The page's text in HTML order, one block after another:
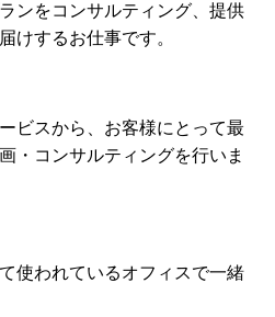
ンをコンサルティング、提供
けするお仕事です。
ビスから、お客様にとって最
・コンサルティングを行いま
使われているオフィスで一緒